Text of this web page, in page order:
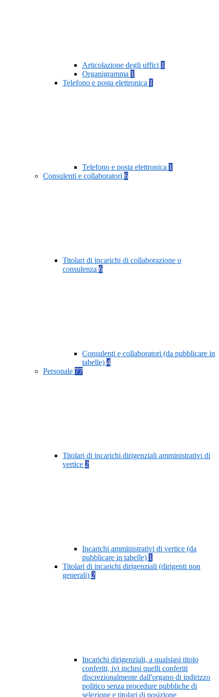
Articolazione degli uffici 1
Organigramma 1
Telefono e posta elettronica 1
Telefono e posta elettronica 1
Consulenti e collaboratori 6
Titolari di incarichi di collaborazione o
consulenza 6
Consulenti e collaboratori (da pubblicare in
tabelle) 4
Personale 77
Titolari di incarichi dirigenziali amministrativi di
vertice 2
Incarichi amministrativi di vertice (da
pubblicare in tabelle) 1
Titolari di incarichi dirigenziali (dirigenti non
generali) 2
Incarichi dirigenziali, a qualsiasi titolo
conferiti, ivi inclusi quelli conferiti
discrezionalmente dall'organo di indirizzo
politico senza procedure pubbliche di
selezione e titolari di posizione